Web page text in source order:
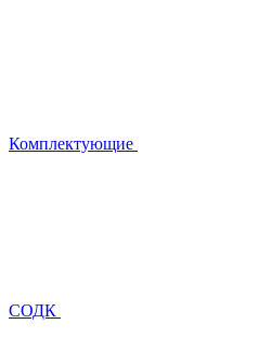
Комплектующие
СОДК